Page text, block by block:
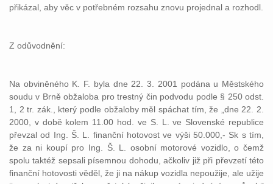
přikázal, aby věc v potřebném rozsahu znovu projednal a rozhodl.
Z odůvodnění:
Na obviněného K. F. byla dne 22. 3. 2001 podána u Městského
soudu v Brně obžaloba pro trestný čin podvodu podle § 250 odst.
1, 2 tr. zák., který podle obžaloby měl spáchat tím, že „dne 22. 2.
2000, v době kolem 11.00 hod. ve S. L. ve Slovenské republice
převzal od Ing. Š. L. finanční hotovost ve výši 50.000,- Sk s tím,
že za ni koupí pro Ing. Š. L. osobní motorové vozidlo, o čemž
spolu taktéž sepsali písemnou dohodu, ačkoliv již při převzetí této
finanční hotovosti věděl, že ji na nákup vozidla nepoužije, ale užije